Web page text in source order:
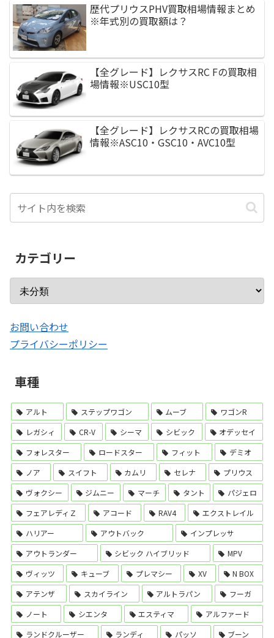
歴代プリウスPHV買取相場情報まとめ
※年式別の買取額は？
【全グレード】レクサスRC Fの買取相
場情報※USC10型
【全グレード】レクサスRCの買取相場
情報※ASC10・GSC10・AVC10型
カテゴリー
お問い合わせ
プライバシーポリシー
車種
アルト ステップワゴン ムーブ
ワゴンR
レガシィ
CR-V シーマ シビック
オデッセイ
フォレスター
ロードスター フィット
デミオ
ノア
スイフト カムリ セレナ
プリウス
ヴォクシー
ジムニー マーチ タント
パジェロ
フェアレディＺ
アコード RAV4
エクストレイル
ハリアー
アウトバック
インプレッサ
アウトランダー
シビック ハイブリッド
MPV
ヴィッツ
キューブ プレマシー XV
N BOX
アテンザ
スカイライン アルトラパン
フーガ
ノート
シエンタ エスティマ
アルファード
ランドクルーザー
ランディ パッソ ブーン